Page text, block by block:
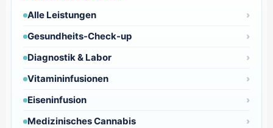
Alle Leistungen
Gesundheits-Check-up
Diagnostik & Labor
Vitamininfusionen
Eiseninfusion
Medizinisches Cannabis